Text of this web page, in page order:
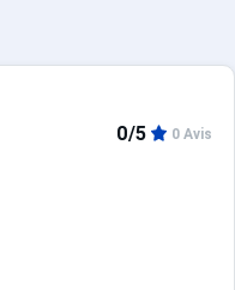
0/5 0 Avis